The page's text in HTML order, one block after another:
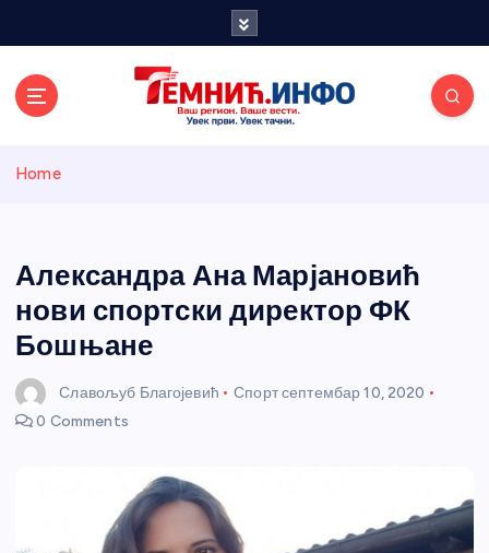
и портал
Home
Александра Ана Марјановић
нови спортски директор ФК
Бошњане
Славољуб Благојевић Спортсептембар 10, 2020
0 Comments